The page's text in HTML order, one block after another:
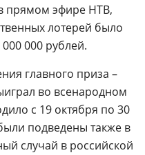
прямом эфире НТВ,
лотерей было
000 рублей.
главного приза –
во всенародном
с 19 октября по 30
подведены также в
случай в российской